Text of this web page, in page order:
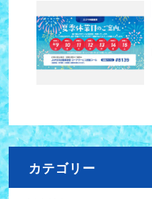
カテゴリー